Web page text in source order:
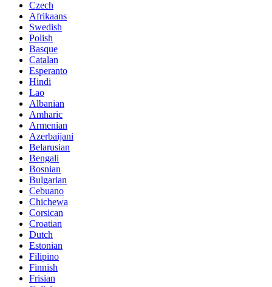
Czech
Afrikaans
Swedish
Polish
Basque
Catalan
Esperanto
Hindi
Lao
Albanian
Amharic
Armenian
Azerbaijani
Belarusian
Bengali
Bosnian
Bulgarian
Cebuano
Chichewa
Corsican
Croatian
Dutch
Estonian
Filipino
Finnish
Frisian